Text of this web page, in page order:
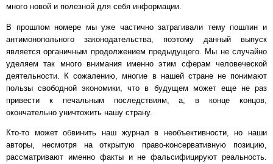
много новой и полезной для себя информации.
В прошлом номере мы уже частично затрагивали тему пошлин и
антимонопольного законодательства, поэтому данный выпуск
является органичным продолжением предыдущего. Мы не случайно
уделяем так много внимания именно этим сферам человеческой
деятельности. К сожалению, многие в нашей стране не понимают
пользы свободной экономики, что в будущем может еще не раз
привести к печальным последствиям, а, в конце концов,
окончательно уничтожить нашу страну.
Кто-то может обвинить наш журнал в необъективности, но наши
авторы, несмотря на открытую право-консервативную позицию,
рассматривают именно факты и не фальсифицируют реальность.